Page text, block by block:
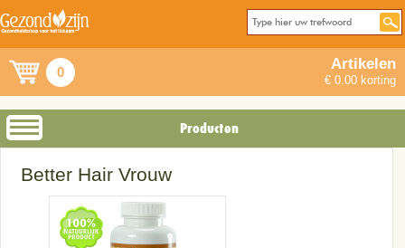
0 Artikelen
€ 0.00 korting
Producten
Better Hair Vrouw